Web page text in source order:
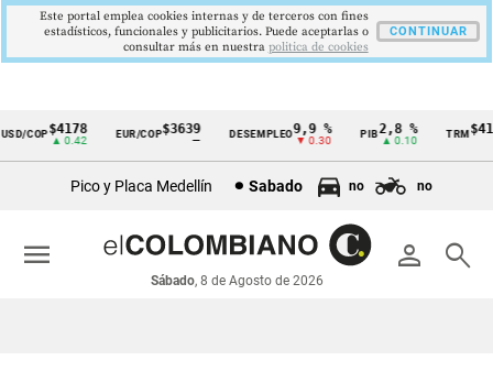
Cintillo
económicos
Colombia
COP$4178
▲ 0.42
EUR/COP$3639 DESEMPLEO 9,9 %
▼ 0.30
PIB2,8 %
▲ 0.10
TRM
Pico y Placa Medellín Sabado no no
person search
Sábado, 8 de Agosto de 2026
menu
Este portal emplea cookies internas y de terceros con fines
estadísticos, funcionales y publicitarios. Puede aceptarlas o
consultar más en nuestra politica de cookies
CONTINUAR